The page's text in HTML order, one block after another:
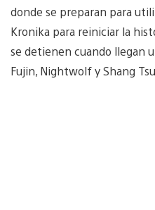
donde se preparan para
Kronika para reiniciar la
se detienen cuando llegan
Fujin, Nightwolf y Shang